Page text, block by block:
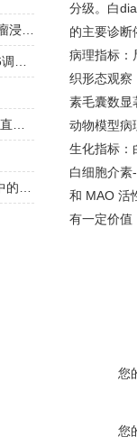
分级。白
的主要诊断
病理指标：
织形态观察
素毛囊数显
动物模型病
生化指标：
白细胞介
和 MAO 活
有一定价值
您
您